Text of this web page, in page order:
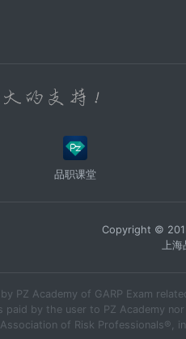
品职课堂
Copyright ©
上
PZ Academy of GARP Exam
by the user to PZ Academy
of Risk Professionals®,